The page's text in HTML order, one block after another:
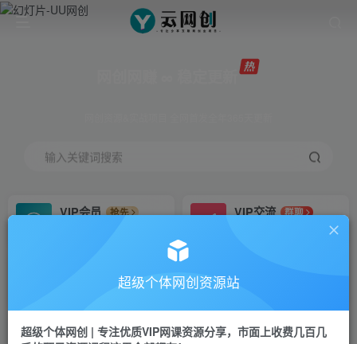
输入关键词搜索
VIP会员
抢先
VIP交流
群聊
研究探讨更多创业项目路子。
会员专属推广链接
招募站长
挂机
项目
APP下载
GO
超级个体网创资源站
超级个体网创 | 专注优质VIP网课资源分享，市面上收费几百几